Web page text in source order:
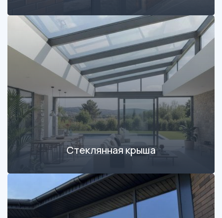
Стеклянная крыша